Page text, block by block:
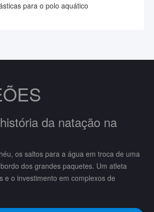
para o polo aquático
da natação na
os saltos para a água em troca de uma
dos grandes paquetes. Um atleta
e o investimento em complexos de